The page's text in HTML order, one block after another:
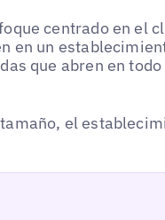
centrado en el
en un
que abren en
el